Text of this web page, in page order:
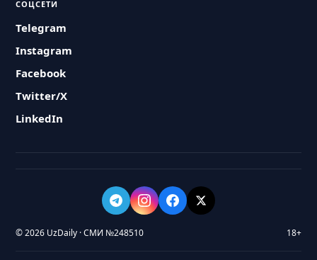
СОЦСЕТИ
Telegram
Instagram
Facebook
Twitter/X
LinkedIn
© 2026 UzDaily · СМИ №248510 18+